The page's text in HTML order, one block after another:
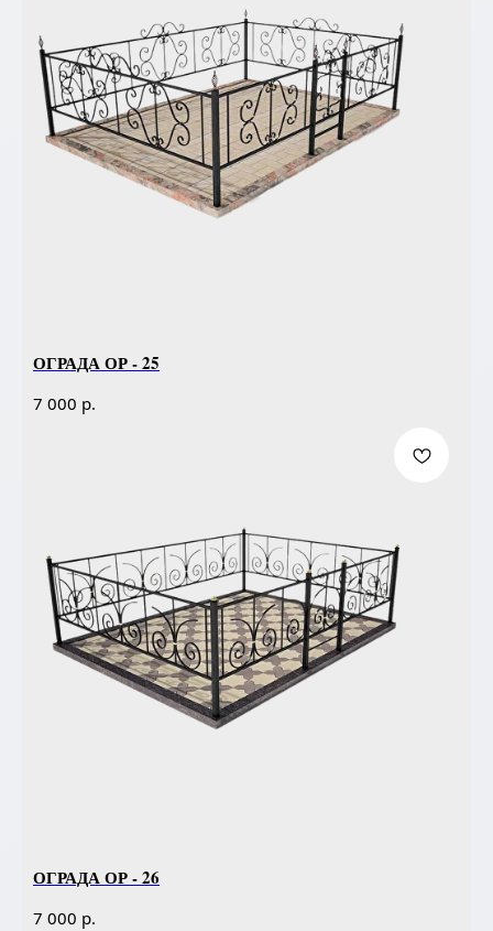
ОГРАДА ОР - 25
7 000 р.
ОГРАДА ОР - 26
7 000 р.